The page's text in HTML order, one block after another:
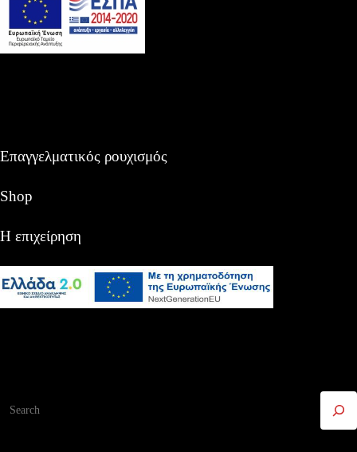
Επαγγελματικός ρουχισμός
Shop
Η επιχείρηση